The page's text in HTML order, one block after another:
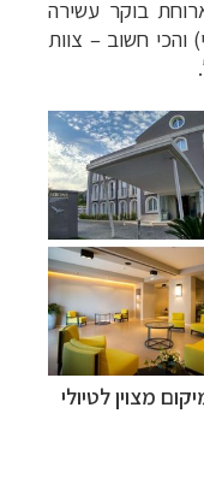
בוקר עשירה
והכי חשוב – צוות
מצוין לטיולי